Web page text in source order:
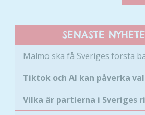
SENASTE
Malmö ska få Sveriges första
Tiktok och AI kan påverka
Vilka är partierna i Sveriges